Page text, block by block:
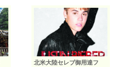
北米大陸セレブ御用達フ